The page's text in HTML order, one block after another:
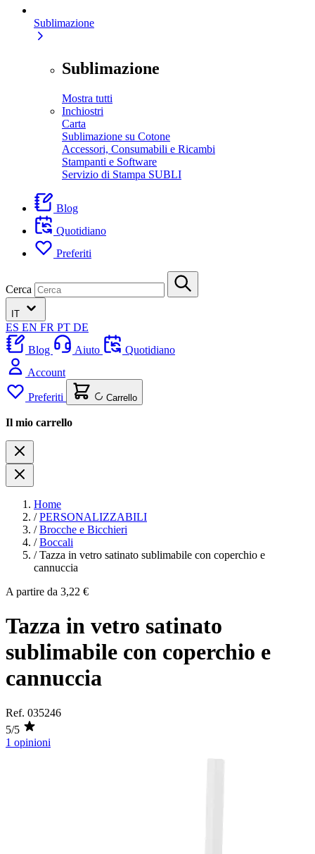
Sublimazione
Sublimazione
Mostra tutti
Inchiostri
Carta
Sublimazione su Cotone
Accessori, Consumabili e Ricambi
Stampanti e Software
Servizio di Stampa SUBLI
Blog
Quotidiano
Preferiti
Cerca
IT
ES EN FR PT DE
Blog
Aiuto
Quotidiano
Account
Preferiti Carrello
Il mio carrello
Home
/ PERSONALIZZABILI
/ Brocche e Bicchieri
/ Boccali
/ Tazza in vetro satinato sublimabile con coperchio e
cannuccia
A partire da 3,22 €
Tazza in vetro satinato
sublimabile con coperchio e
cannuccia
Ref. 035246
5/5
1 opinioni